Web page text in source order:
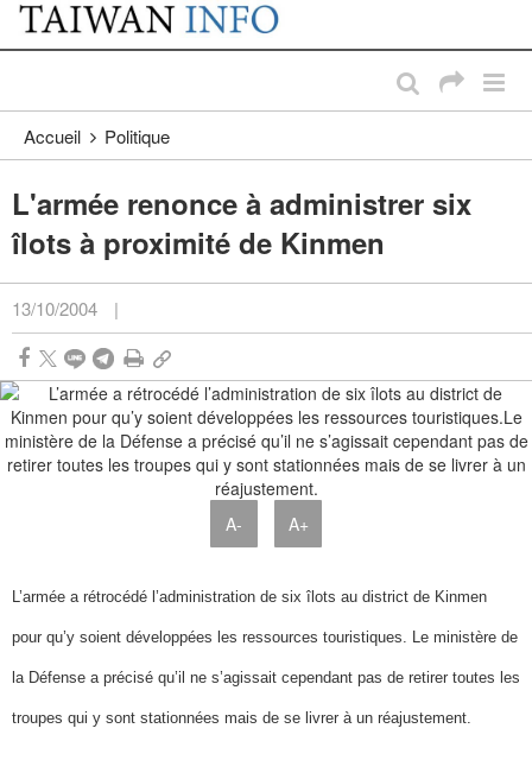
Passer au contenu principal
:::
Accueil Politique
L'armée renonce à administrer six
îlots à proximité de Kinmen
13/10/2004 |
A- A+
L’armée a rétrocédé l’administration de six îlots au district de Kinmen
pour qu’y soient développées les ressources touristiques. Le ministère de
la Défense a précisé qu’il ne s’agissait cependant pas de retirer toutes les
troupes qui y sont stationnées mais de se livrer à un réajustement.